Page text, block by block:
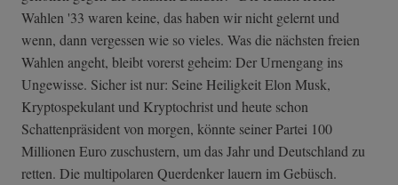
Wahlen '33 waren keine, das haben wir nicht gelernt und
wenn, dann vergessen wie so vieles. Was die nächsten freien
Wahlen angeht, bleibt vorerst geheim: Der Urnengang ins
Ungewisse. Sicher ist nur: Seine Heiligkeit Elon Musk,
Kryptospekulant und Kryptochrist und heute schon
Schattenpräsident von morgen, könnte seiner Partei 100
Millionen Euro zuschustern, um das Jahr und Deutschland zu
retten. Die multipolaren Querdenker lauern im Gebüsch.